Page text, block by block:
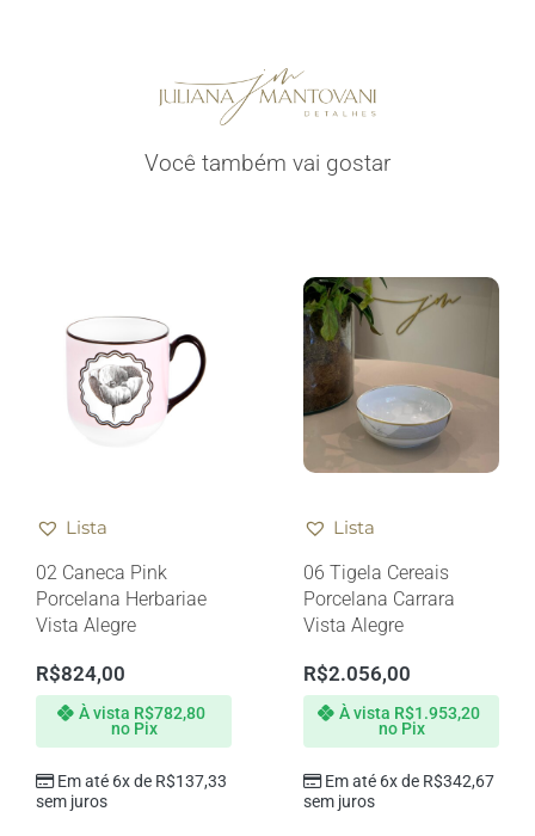
Você também vai gostar
Lista
02 Caneca Pink
Porcelana Herbariae
Vista Alegre
R$824,00
Em até 6x de R$137,33
sem juros
À vista R$782,80
no Pix
Lista
06 Tigela Cereais
Porcelana Carrara
Vista Alegre
R$2.056,00
Em até 6x de R$342,67
sem juros
À vista R$1.953,20
no Pix